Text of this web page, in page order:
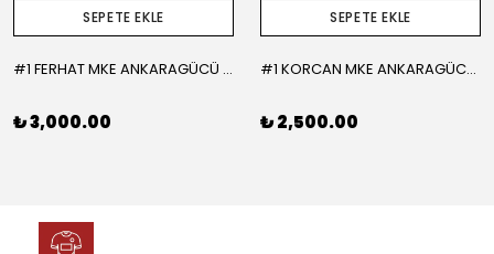
SEPETE EKLE
#1 FERHAT MKE ANKARAGÜCÜ 2015-2016 KALECİ - LARGE
₺ 3,000.00
SEPETE EKLE
#1 KORCAN MKE ANKARAGÜCÜ 2019-2020 KALECİ - MEDIUM
₺ 2,500.00